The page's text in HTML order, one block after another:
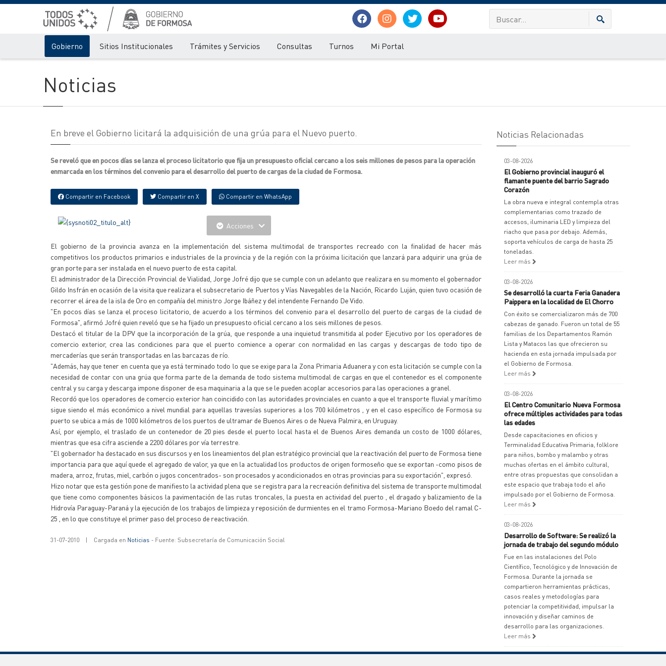
Gobierno Sitios Institucionales Trámites y Servicios Consultas Turnos Mi Portal
Noticias
En breve el Gobierno licitará la adquisición de una grúa para el Nuevo puerto.
Se reveló que en pocos días se lanza el proceso licitatorio que fija un presupuesto oficial cercano a los seis millones de pesos para la operación
enmarcada en los términos del convenio para el desarrollo del puerto de cargas de la ciudad de Formosa.
Compartir en Facebook Compartir en X Compartir en WhatsApp
Acciones
El gobierno de la provincia avanza en la implementación del sistema multimodal de transportes recreado con la finalidad de hacer más
competitivos los productos primarios e industriales de la provincia y de la región con la próxima licitación que lanzará para adquirir una grúa de
gran porte para ser instalada en el nuevo puerto de esta capital.
El administrador de la Dirección Provincial de Vialidad, Jorge Jofré dijo que se cumple con un adelanto que realizara en su momento el gobernador
Gildo Insfrán en ocasión de la visita que realizara el subsecretario de Puertos y Vías Navegables de la Nación, Ricardo Luján, quien tuvo ocasión de
recorrer el área de la isla de Oro en compañía del ministro Jorge Ibáñez y del intendente Fernando De Vido.
"En pocos días se lanza el proceso licitatorio, de acuerdo a los términos del convenio para el desarrollo del puerto de cargas de la ciudad de
Formosa", afirmó Jofré quien reveló que se ha fijado un presupuesto oficial cercano a los seis millones de pesos.
Destacó el titular de la DPV que la incorporación de la grúa, que responde a una inquietud transmitida al poder Ejecutivo por los operadores de
comercio exterior, crea las condiciones para que el puerto comience a operar con normalidad en las cargas y descargas de todo tipo de
mercaderías que serán transportadas en las barcazas de río.
"Además, hay que tener en cuenta que ya está terminado todo lo que se exige para la Zona Primaria Aduanera y con esta licitación se cumple con la
necesidad de contar con una grúa que forma parte de la demanda de todo sistema multimodal de cargas en que el contenedor es el componente
central y su carga y descarga impone disponer de esa maquinaria a la que se le pueden acoplar accesorios para las operaciones a granel.
Recordó que los operadores de comercio exterior han coincidido con las autoridades provinciales en cuanto a que el transporte fluvial y marítimo
sigue siendo el más económico a nivel mundial para aquellas travesías superiores a los 700 kilómetros , y en el caso específico de Formosa su
puerto se ubica a más de 1000 kilómetros de los puertos de ultramar de Buenos Aires o de Nueva Palmira, en Uruguay.
Así, por ejemplo, el traslado de un contenedor de 20 pies desde el puerto local hasta el de Buenos Aires demanda un costo de 1000 dólares,
mientras que esa cifra asciende a 2200 dólares por vía terrestre.
"El gobernador ha destacado en sus discursos y en los lineamientos del plan estratégico provincial que la reactivación del puerto de Formosa tiene
importancia para que aquí quede el agregado de valor, ya que en la actualidad los productos de origen formoseño que se exportan -como pisos de
madera, arroz, frutas, miel, carbón o jugos concentrados- son procesados y acondicionados en otras provincias para su exportación", expresó.
Hizo notar que esta gestión pone de manifiesto la actividad plena que se registra para la recreación definitiva del sistema de transporte multimodal
que tiene como componentes básicos la pavimentación de las rutas troncales, la puesta en actividad del puerto , el dragado y balizamiento de la
Hidrovía Paraguay-Paraná y la ejecución de los trabajos de limpieza y reposición de durmientes en el tramo Formosa-Mariano Boedo del ramal C-
25 , en lo que constituye el primer paso del proceso de reactivación.
31-07-2010 | Cargada en Noticias - Fuente: Subsecretaría de Comunicación Social
Noticias Relacionadas
03-08-2026
El Gobierno provincial inauguró el
flamante puente del barrio Sagrado
Corazón
La obra nueva e integral contempla otras
complementarias como trazado de
accesos, iluminaria LED y limpieza del
riacho que pasa por debajo. Además,
soporta vehículos de carga de hasta 25
toneladas.
Leer más
03-08-2026
Se desarrolló la cuarta Feria Ganadera
Paippera en la localidad de El Chorro
Con éxito se comercializaron más de 700
cabezas de ganado. Fueron un total de 55
familias de los Departamentos Ramón
Lista y Matacos las que ofrecieron su
hacienda en esta jornada impulsada por
el Gobierno de Formosa.
Leer más
03-08-2026
El Centro Comunitario Nueva Formosa
ofrece múltiples actividades para todas
las edades
Desde capacitaciones en oficios y
Terminalidad Educativa Primaria, folklore
para niños, bombo y malambo y otras
muchas ofertas en el ámbito cultural,
entre otras propuestas que consolidan a
este espacio que trabaja todo el año
impulsado por el Gobierno de Formosa.
Leer más
03-08-2026
Desarrollo de Software: Se realizó la
jornada de trabajo del segundo módulo
Fue en las instalaciones del Polo
Científico, Tecnológico y de Innovación de
Formosa. Durante la jornada se
compartieron herramientas prácticas,
casos reales y metodologías para
potenciar la competitividad, impulsar la
innovación y diseñar caminos de
desarrollo para las organizaciones.
Leer más